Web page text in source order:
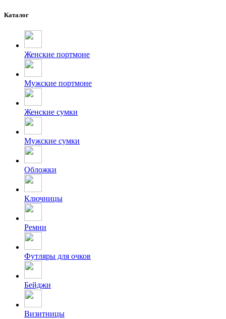
Каталог
Женские портмоне
Мужские портмоне
Женские сумки
Мужские сумки
Обложки
Ключницы
Ремни
Футляры для очков
Бейджи
Визитницы